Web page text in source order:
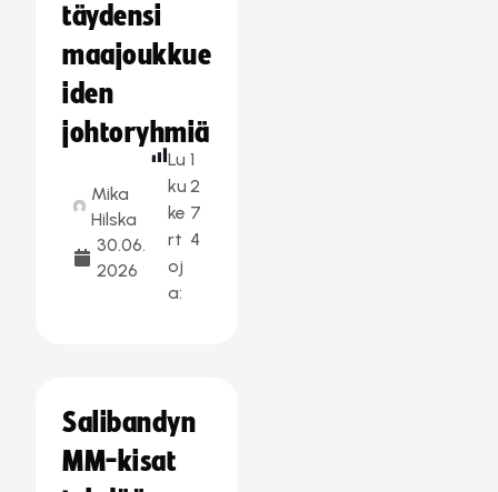
täydensi
maajoukkue
iden
johtoryhmiä
Mika
Hilska
30.06.
2026
Lu
ku
ke
rt
oj
a:
1
2
7
4
Salibandyn
MM-kisat